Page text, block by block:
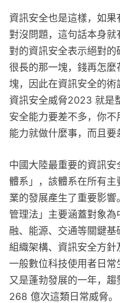
資訊安全也是這樣，如
對沒問題，這句話本身
對的資訊安全表示絕對
很長的那一塊，錢再怎
塊，因此在資訊安全的術
資訊安全威脅2023 就是
安全能力要差不多，你
能力就做什麼事，而且要
中國大陸最重要的資訊
體系」，該體系在所有
業的發展產生了重要影
管理法」主要涵蓋對象
融、能源、交通等關鍵
組織架構、資訊安全方
一般數位科技使用者日
又是蓬勃發展的一年，
268 億次這類日常威脅